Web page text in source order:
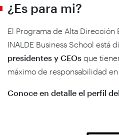
¿Es para mi?
El Programa de Alta Dirección
INALDE Business School está
presidentes y CEOs que
máximo de responsabilidad en
Conoce en detalle el perfil